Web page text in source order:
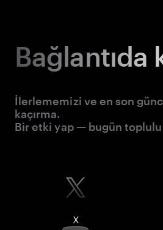
Bağlantıda
İlerlememizi ve en son
kaçırma.
Bir etki yap — bugün
X